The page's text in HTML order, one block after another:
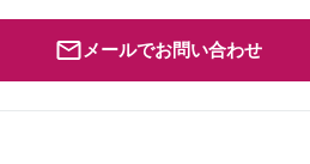
メールでお問い合わせ